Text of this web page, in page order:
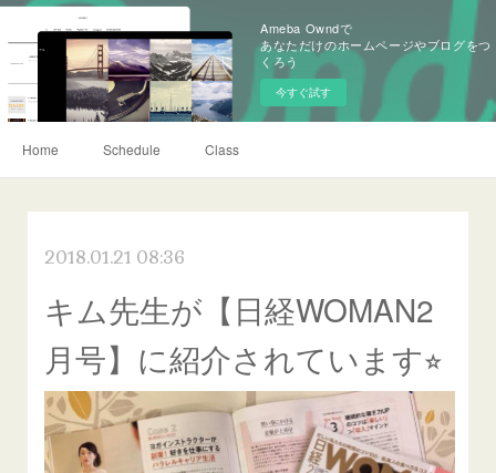
Ameba Owndで
あなただけのホームページやブログをつ
くろう
今すぐ試す
Home Schedule Class
2018.01.21 08:36
キム先生が【日経WOMAN2
月号】に紹介されています⭐︎